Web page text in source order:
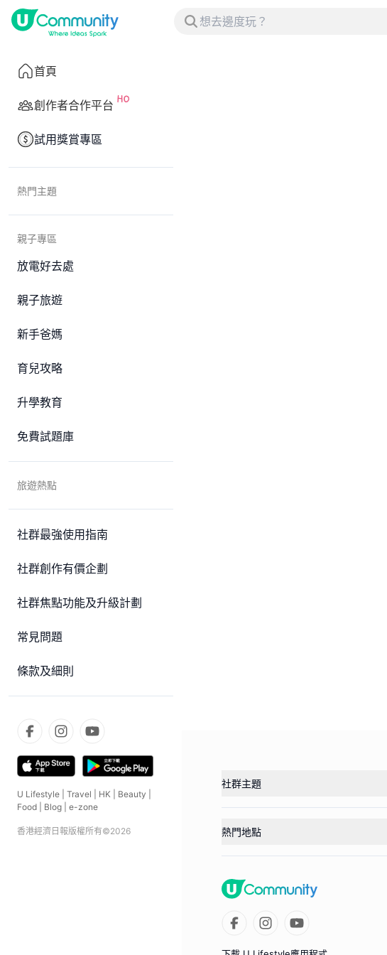
首頁
創作者合作平台
試用獎賞專區
熱門主題
親子專區
放電好去處
親子旅遊
新手爸媽
育兒攻略
升學教育
免費試題庫
旅遊熱點
社群最強使用指南
社群創作有價企劃
社群焦點功能及升級計劃
常見問題
條款及細則
U Lifestyle Travel HK Beauty
Food
Blog e-zone
香港經濟日報版權所有©2026
社群主題
熱門地點